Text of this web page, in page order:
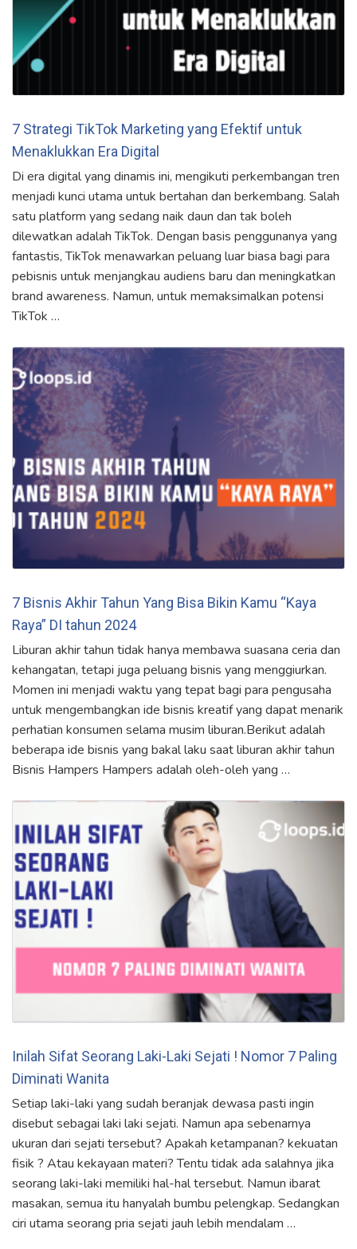
7 Strategi TikTok Marketing yang Efektif untuk
Menaklukkan Era Digital
Di era digital yang dinamis ini, mengikuti perkembangan tren
menjadi kunci utama untuk bertahan dan berkembang. Salah
satu platform yang sedang naik daun dan tak boleh
dilewatkan adalah TikTok. Dengan basis penggunanya yang
fantastis, TikTok menawarkan peluang luar biasa bagi para
pebisnis untuk menjangkau audiens baru dan meningkatkan
brand awareness. Namun, untuk memaksimalkan potensi
TikTok …
7 Bisnis Akhir Tahun Yang Bisa Bikin Kamu “Kaya
Raya” DI tahun 2024
Liburan akhir tahun tidak hanya membawa suasana ceria dan
kehangatan, tetapi juga peluang bisnis yang menggiurkan.
Momen ini menjadi waktu yang tepat bagi para pengusaha
untuk mengembangkan ide bisnis kreatif yang dapat menarik
perhatian konsumen selama musim liburan.Berikut adalah
beberapa ide bisnis yang bakal laku saat liburan akhir tahun
Bisnis Hampers Hampers adalah oleh-oleh yang …
Inilah Sifat Seorang Laki-Laki Sejati ! Nomor 7 Paling
Diminati Wanita
Setiap laki-laki yang sudah beranjak dewasa pasti ingin
disebut sebagai laki laki sejati. Namun apa sebenarnya
ukuran dari sejati tersebut? Apakah ketampanan? kekuatan
fisik ? Atau kekayaan materi? Tentu tidak ada salahnya jika
seorang laki-laki memiliki hal-hal tersebut. Namun ibarat
masakan, semua itu hanyalah bumbu pelengkap. Sedangkan
ciri utama seorang pria sejati jauh lebih mendalam …